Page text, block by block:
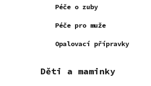
Péče o zuby
Péče pro muže
Opalovací přípravky
Děti a maminky